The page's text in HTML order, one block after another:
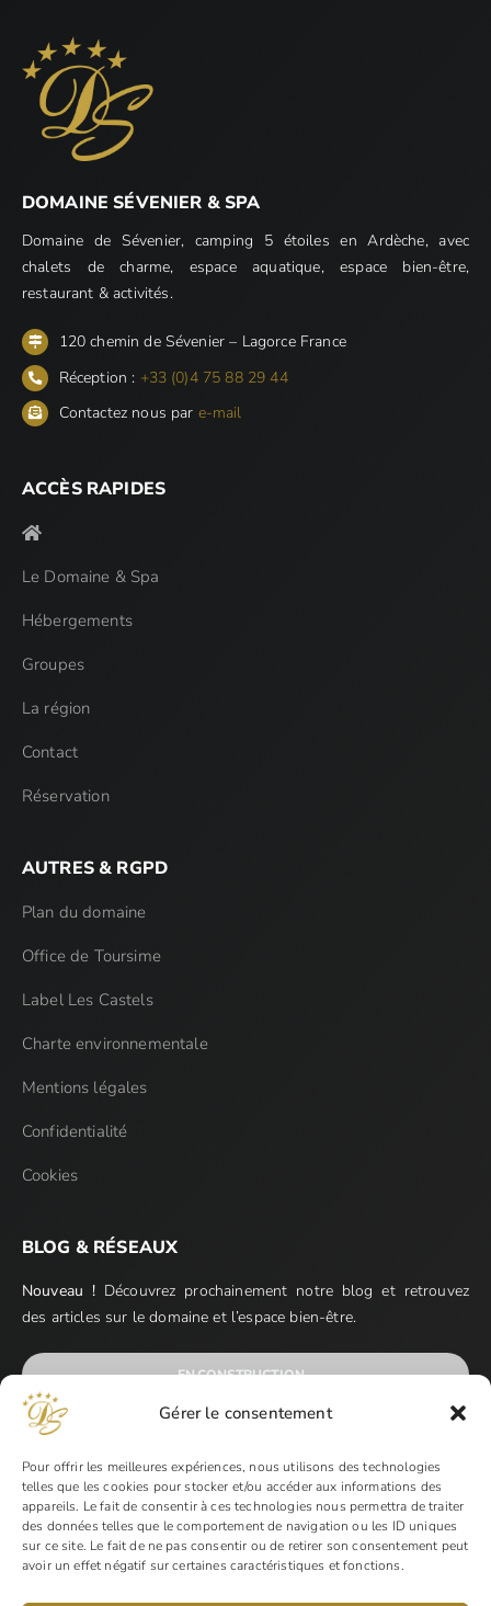
Gérer le consentement
Pour offrir les meilleures expériences, nous utilisons des technologies
telles que les cookies pour stocker et/ou accéder aux informations des
appareils. Le fait de consentir à ces technologies nous permettra de traiter
des données telles que le comportement de navigation ou les ID uniques
sur ce site. Le fait de ne pas consentir ou de retirer son consentement peut
avoir un effet négatif sur certaines caractéristiques et fonctions.
DOMAINE SÉVENIER & SPA
Domaine de Sévenier, camping 5 étoiles en Ardèche, avec
chalets de charme, espace aquatique, espace bien-être,
restaurant & activités.
120 chemin de Sévenier – Lagorce France
Réception : +33 (0)4 75 88 29 44
Contactez nous par e-mail
ACCÈS RAPIDES
Le Domaine & Spa
Hébergements
Groupes
La région
Contact
Réservation
AUTRES & RGPD
Plan du domaine
Office de Toursime
Label Les Castels
Charte environnementale
Mentions légales
Confidentialité
Cookies
BLOG & RÉSEAUX
Nouveau ! Découvrez prochainement notre blog et retrouvez
des articles sur le domaine et l’espace bien-être.
EN CONSTRUCTION…
MODES DE PAIMENT